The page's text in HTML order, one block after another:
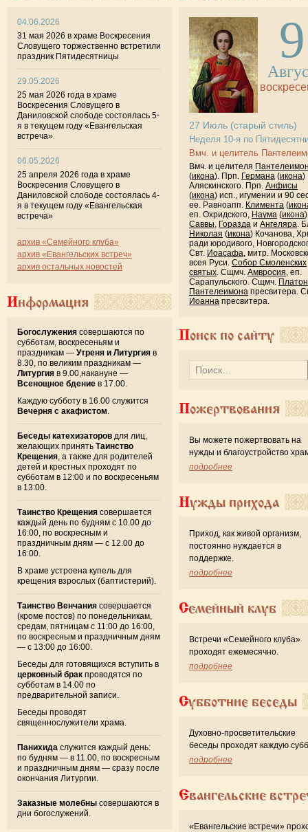
04.06.2026
31 мая 2026 в храме Воскресения
Словущего торжественно встретили
праздник Пятидесятницы
29.05.2026
25 мая 2026 года в храме
Воскресения Словущего в
Даниловской слободе состоялась 5-
я в текущем году «Евангельская
встреча»
06.05.2026
25 апреля 2026 года в храме
Воскресения Словущего в
Даниловской слободе состоялась 4-
я в текущем году «Евангельская
встреча»
архив «Семейного клуба»
архив «Евангельских встреч»
архив остальных новостей
Информация
Богослужения совершаются по
субботам, воскресеньям и
праздникам — Утреня и Литургия в
8.30, по великим праздникам —
Литургия в 9.00,накануне —
Всенощное бдение в 17.00.
Каждую субботу в 16.00 служится
Вечерня с акафистом
Беседы катехизаторов для лиц,
желающих принять Таинство
Крещения , а также для родителей
детей и крестных проходят по
субботам в 12:00 и по воскресеньям
в 13:00.
Таинство Крещения совершается
каждый день по будням с 10.00 до
16:00, по воскресным и
праздничным дням — с 12.00 до
16:00.
В храме устроена купель для
крещения взрослых (баптистерий).
Таинство Венчания совершается
(кроме постов) по понедельникам,
средам, пятницам с 11:00 до 16:00,
по воскресным и праздничным дням
— с 13:00 до 16:00.
Беседы для готовящихся вступить в
церковный брак проводятся по
субботам в 14.00 по
предварительной записи.
Беседы проводят
священнослужители храма.
Панихида служится каждый день:
по будням — в 11.00, по воскресным
и праздничным дням — сразу после
окончания Литургии.
Заказные молебны совершаются в
дни богослужений.
9
27 Июль (старый стиль)
Неделя 10-я по
Вмч. и целитель
Вмч. и целителя
(икона). Прп. Германа (икона)
Аляскинского. Прп. Анфисы
(икона) исп., игумении и 90
ее. Равноапп. Климента (
еп. Охридского, Наума (икона
Саввы, Горазда и Ангеляра.
Николая (икона) Кочанова,
ради юродивого,
Свт. Иоасафа, митр.
всея Руси. Собор Смоленских
святых. Сщмч. Амвросия, еп.
Сарапульского. Сщмч.
Пантелеимона пресвитера.
Иоанна пресвитера.
Поиск по сайту
Пожертвования
Вы можете пожертвовать на
нужды и благоустройство
подробнее
Нужды прихода
Приход, как живой организм,
постоянно нуждается в
поддержке.
подробнее
Семейный клуб
Встречи «Семейного клуба»
проходят ежемесячно.
подробнее
Субботние беседы
Духовно-просветительские
беседы проходят каждую
подробнее
Евангельские
«Евангельские встречи»